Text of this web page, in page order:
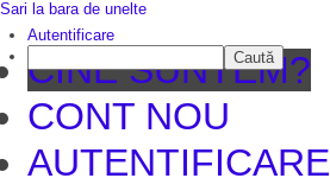
CINE SUNTEM?
CONT NOU
AUTENTIFICARE
Sari la bara de unelte
Autentificare
Caută